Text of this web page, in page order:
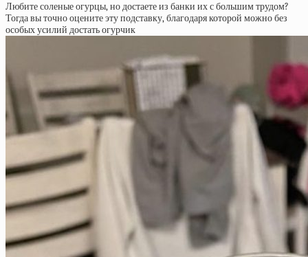
Любите соленые огурцы, но достаете из банки их с большим трудом?
Тогда вы точно оцените эту подставку, благодаря которой можно без
особых усилий достать огурчик